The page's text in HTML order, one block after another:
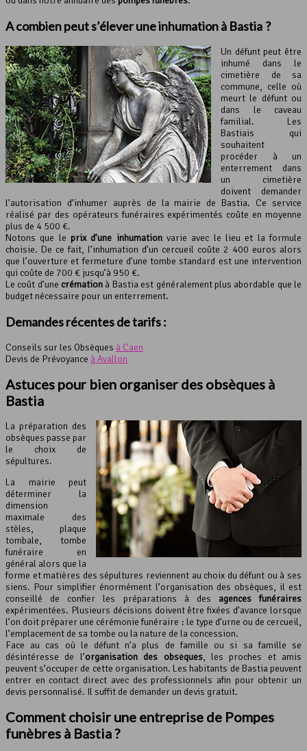
A combien peut s’élever une inhumation à Bastia ?
Un défunt peut être
inhumé dans le
cimetière de sa
commune, celle où
meurt le défunt ou
dans le caveau
familial. Les
Bastiais qui
souhaitent
procéder à un
enterrement dans
un cimetière
doivent demander
l’autorisation d’inhumer auprès de la mairie de Bastia. Ce service
réalisé par des opérateurs funéraires expérimentés coûte en moyenne
plus de 4 500 €.
Notons que le prix d’une inhumationvarie avec le lieu et la formule
choisie. De ce fait, l’inhumation d’un cercueil coûte 2 400 euros alors
que l’ouverture et fermeture d’une tombe standard est une intervention
qui coûte de 700 € jusqu’à 950 €.
Le coût d’une crémation à Bastia est généralement plus abordable que le
budget nécessaire pour un enterrement.
Demandes récentes de tarifs :
Conseils sur les Obsèques à Caen
Devis de Prévoyance à Avallon
Astuces pour bien organiser des obsèques à
Bastia
La préparation des
obsèques passe par
le choix de
sépultures.
La mairie peut
déterminer la
dimension
maximale des
stèles, plaque
tombale, tombe
funéraire en
général alors que la
forme et matières des sépultures reviennent au choix du défunt ou à ses
siens. Pour simplifier énormément l’organisation des obsèques, il est
conseillé de confier les préparations à des agences funéraires
expérimentées. Plusieurs décisions doivent être fixées d’avance lorsque
l’on doit préparer une cérémonie funéraire : le type d’urne ou de cercueil,
l’emplacement de sa tombe ou la nature de la concession.
Face au cas où le défunt n’a plus de famille ou si sa famille se
désintéresse de l’organisation des obsèques, les proches et amis
peuvent s’occuper de cette organisation. Les habitants de Bastia peuvent
entrer en contact direct avec des professionnels afin pour obtenir un
devis personnalisé. Il suffit de demander un devis gratuit.
Comment choisir une entreprise de Pompes
funèbres à Bastia ?